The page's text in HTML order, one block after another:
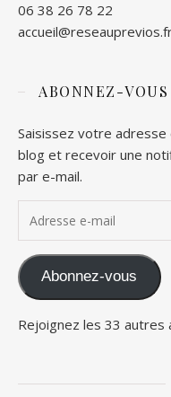
06 38 26 78 22
ABONNEZ-
Saisissez votre adresse
blog et recevoir une
par e-mail.
Abonnez-vous
Rejoignez les 33 autres